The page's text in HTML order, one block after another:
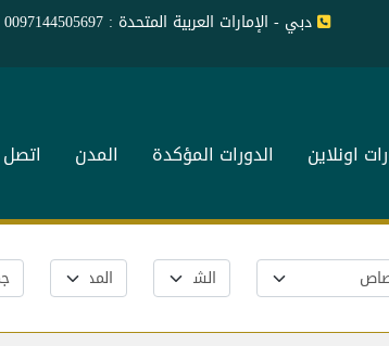
دبي - الإمارات العربية المتحدة : 0097144505697
اونلاين الدورات المؤكدة المدن اتصل